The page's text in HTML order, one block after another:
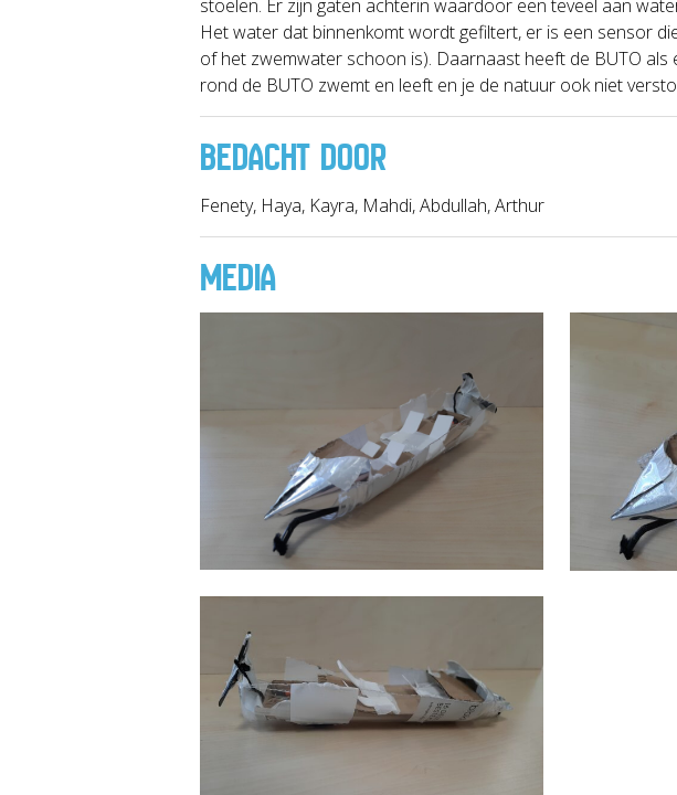
stoelen. Er zijn gaten achterin waardoor een teveel aan
Het water dat binnenkomt wordt gefiltert, er is een sensor
of het zwemwater schoon is). Daarnaast heeft de BUTO
rond de BUTO zwemt en leeft en je de natuur ook niet
BEDACHT DOOR
Fenety, Haya, Kayra, Mahdi, Abdullah, Arthur
MEDIA